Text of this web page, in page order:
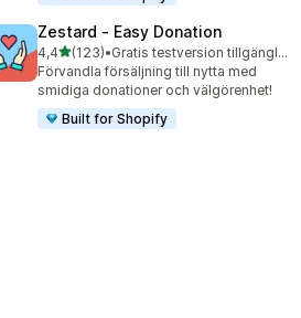
Zestard ‑ Easy Donation
4,4av 5 stjärnor
(123)
123 recensioner totalt
•
Gratis testversion tillgänglig
Förvandla försäljning till nytta med
smidiga donationer och välgörenhet!
Built for Shopify